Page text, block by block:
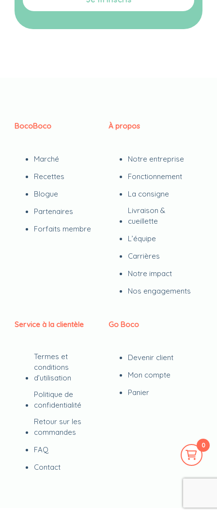
0
BocoBoco
Marché
Recettes
Blogue
Partenaires
Forfaits membre
À propos
Notre entreprise
Fonctionnement
La consigne
Livraison &
cueillette
L’équipe
Carrières
Notre impact
Nos engagements
Service à la clientèle
Termes et
conditions
d’utilisation
Politique de
confidentialité
Retour sur les
commandes
FAQ
Contact
Go Boco
Devenir client
Mon compte
Panier